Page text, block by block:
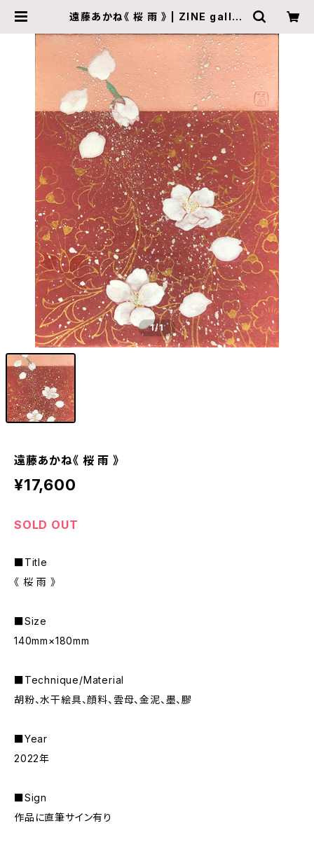
遠藤あかね《 桜 雨 》 | ZINE galler
1/1
遠藤あかね《 桜 雨 》
¥17,600
SOLD OUT
■Title
《 桜 雨 》
■Size
140mm×180mm
■Technique/Material
胡粉、水干絵具、顔料、雲母、金泥、墨、膠
■Year
2022年
■Sign
作品に直筆サイン有り